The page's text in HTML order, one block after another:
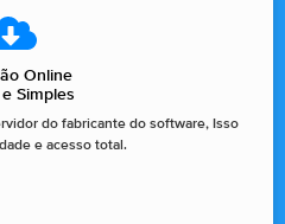
Online
Simples
do fabricante do software, Isso
e acesso total.